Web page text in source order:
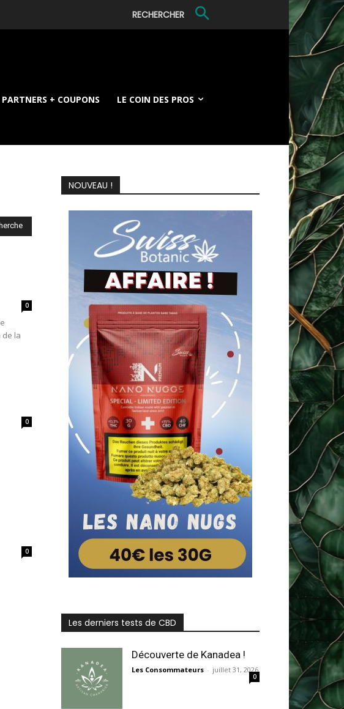
RECHERCHER
PARTNERS + COUPONS LE COIN DES PROS
0
la
0
0
NOUVEAU !
Les derniers tests de CBD
Découverte de Kanadea !
Les Consommateurs - juillet 31, 2026
0